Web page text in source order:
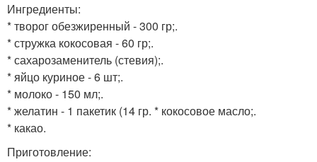
Ингредиенты:
* творог обезжиренный - 300 гр;.
* стружка кокосовая - 60 гр;.
* сахарозаменитель (стевия);.
* яйцо куриное - 6 шт;.
* молоко - 150 мл;.
* желатин - 1 пакетик (14 гр. * кокосовое масло;.
* какао.
Приготовление: